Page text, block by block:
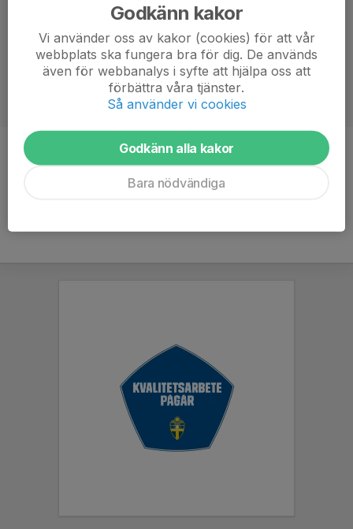
Ålder
Godkänn kakor
Vi använder oss av kakor (cookies) för att vår
webbplats ska fungera bra för dig. De används
även för webbanalys i syfte att hjälpa oss att
förbättra våra tjänster.
Så använder vi cookies
Godkänn alla kakor
Bara nödvändiga